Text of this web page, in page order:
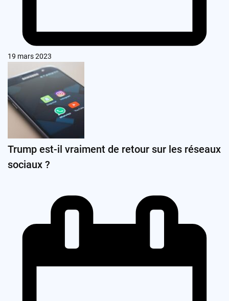
19 mars 2023
Trump est-il vraiment de retour sur les réseaux
sociaux ?